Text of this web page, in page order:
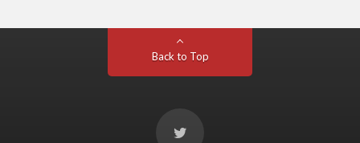
Back to Top